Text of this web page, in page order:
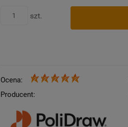
szt.
Ocena:
Producent: